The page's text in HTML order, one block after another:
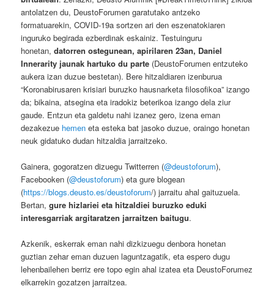
antolatzen du, DeustoForumen garatutako antzeko
formatuarekin, COVID-19a sortzen ari den eszenatokiaren
inguruko begirada ezberdinak eskainiz. Testuinguru
honetan,datorren ostegunean, apirilaren 23an, Daniel
Innerarity jaunak hartuko du parte (DeustoForumen entzuteko
aukera izan duzue bestetan). Bere hitzaldiaren izenburua
“Koronabirusaren krisiari buruzko hausnarketa filosofikoa” izango
da; bikaina, atsegina eta iradokiz beterikoa izango dela ziur
gaude. Entzun eta galdetu nahi izanez gero, izena eman
dezakezue hemen eta esteka bat jasoko duzue, oraingo honetan
neuk gidatuko dudan hitzaldia jarraitzeko.
Gainera, gogoratzen dizuegu Twitterren (@deustoforum),
Facebooken (@deustoforum) eta gure blogean
(https://blogs.deusto.es/deustoforum/) jarraitu ahal gaituzuela.
Bertan,gure hizlariei eta hitzaldiei buruzko eduki
interesgarriak argitaratzen jarraitzen baitugu.
Azkenik, eskerrak eman nahi dizkizuegu denbora honetan
guztian zehar eman duzuen laguntzagatik, eta espero dugu
lehenbailehen berriz ere topo egin ahal izatea eta DeustoForumez
elkarrekin gozatzen jarraitzea.